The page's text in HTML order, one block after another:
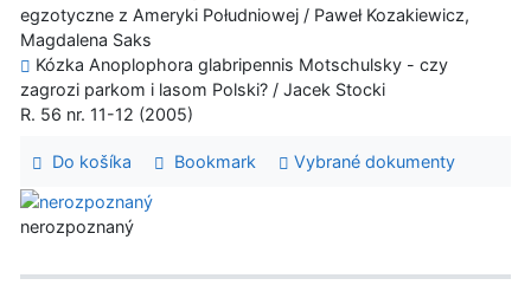
egzotyczne z Ameryki Południowej / Paweł Kozakiewicz,
Magdalena Saks
Kózka Anoplophora glabripennis Motschulsky - czy
zagrozi parkom i lasom Polski? / Jacek Stocki
R. 56 nr. 11-12 (2005)
Do košíka Bookmark Vybrané dokumenty
nerozpoznaný